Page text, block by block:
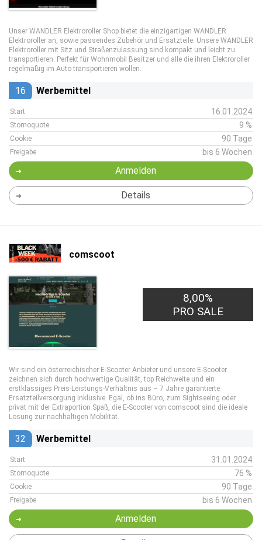
Unser WANDLER Elektroroller Shop bietet die einzigartigen WANDLER
Elektroroller an, sowie passendes Zubehör und Ersatzteile. Unsere WANDLER
Elektroroller mit Sitz und Straßenzulassung sind kompakt und leicht zu
transportieren. Perfekt für Wohnmobil Besitzer und alle die ihren Elektroroller
regelmäßig im Auto transportieren wollen.
16 Werbemittel
Start 16.01.2024
Stornoquote 9 %
Cookie 90 Tage
Freigabe bis 6 Wochen
Anmelden
Details
comscoot
8,00%
PRO SALE
Wir sind ein österreichischer E-Scooter Anbieter und unsere E-Scooter
zeichnen sich durch hochwertige Qualität, top Reichweite und ein
erstklassiges Preis-Leistungs-Verhältnis aus – 7 Jahre garantierte
Ersatzteilversorgung inklusive. Egal, ob ins Büro, zum Sightseeing oder
privat mit der Extraportion Spaß, die E-Scooter von comscoot sind die ideale
Lösung zur nachhaltigen Mobilität.
32 Werbemittel
Start 31.01.2024
Stornoquote 76 %
Cookie 90 Tage
Freigabe bis 6 Wochen
Anmelden